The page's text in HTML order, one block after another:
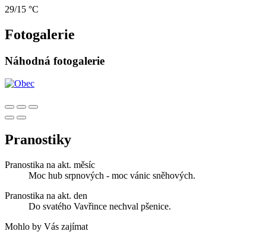
29/15 °C
Fotogalerie
Náhodná fotogalerie
Pranostiky
Pranostika na akt. měsíc
Moc hub srpnových - moc vánic sněhových.
Pranostika na akt. den
Do svatého Vavřince nechval pšenice.
Mohlo by Vás zajímat